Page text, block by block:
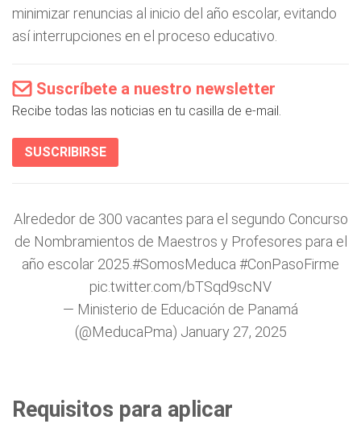
minimizar renuncias al inicio del año escolar, evitando
así interrupciones en el proceso educativo.
Suscríbete a nuestro newsletter
Recibe todas las noticias en tu casilla de e-mail.
SUSCRIBIRSE
Alrededor de 300 vacantes para el segundo Concurso
de Nombramientos de Maestros y Profesores para el
año escolar 2025.#SomosMeduca #ConPasoFirme
pic.twitter.com/bTSqd9scNV
— Ministerio de Educación de Panamá
(@MeducaPma) January 27, 2025
Requisitos para aplicar